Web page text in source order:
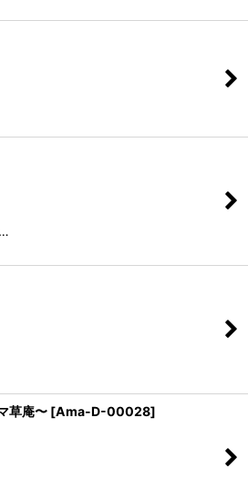
草庵〜 [Ama-D-00028]